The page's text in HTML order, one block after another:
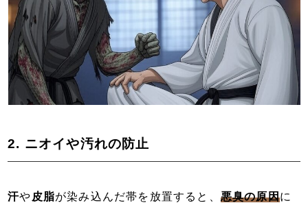
2. ニオイや汚れの防止
汗や 皮脂が染み込んだ帯を放置すると、 悪臭の原因に